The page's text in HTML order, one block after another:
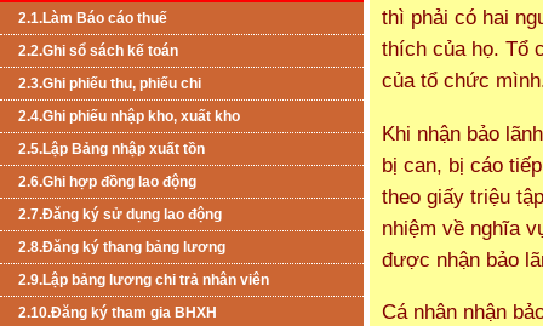
2.1.Làm Báo cáo thuế
2.2.Ghi sổ sách kế toán
2.3.Ghi phiếu thu, phiếu chi
2.4.Ghi phiếu nhập kho, xuất kho
2.5.Lập Bảng nhập xuất tồn
2.6.Ghi hợp đồng lao động
2.7.Đăng ký sử dụng lao động
2.8.Đăng ký thang bảng lương
2.9.Lập bảng lương chi trả nhân viên
2.10.Đăng ký tham gia BHXH
thì phải có hai
thích của họ. Tổ
của tổ chức
Khi nhận bảo
bị can, bị cáo
theo giấy triệu
nhiệm về nghĩa
được nhận bảo
Cá nhân nhận